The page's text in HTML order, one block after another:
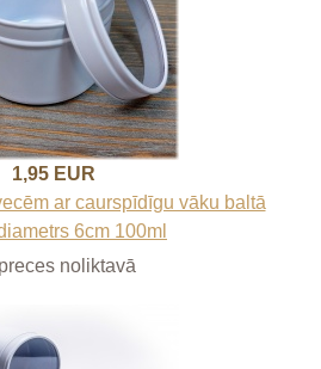
1,95 EUR
ar caurspīdīgu vāku baltā
6cm 100ml
noliktavā